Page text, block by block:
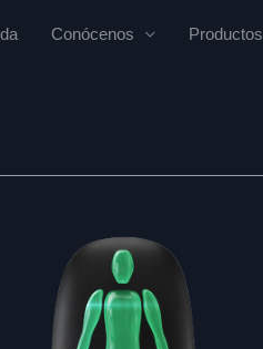
Conócenos Productos